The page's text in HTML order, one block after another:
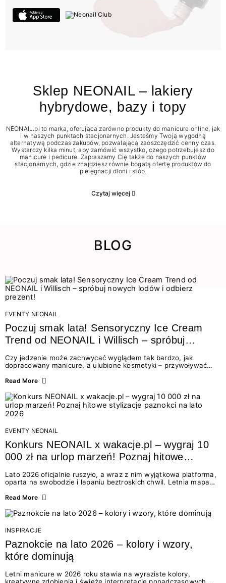
Sklep NEONAIL – lakiery
hybrydowe, bazy i topy
NEONAIL.pl to marka, oferująca zarówno produkty do manicure online, jak
i w naszych punktach stacjonarnych. Jesteśmy Twoją wygodną
alternatywą podczas zakupów, pozwalającą zaoszczędzić cenny czas.
Wystarczy kilka minut, aby zamówić wszystko, czego potrzebujesz do
manicure i pedicure. Zapraszamy Cię także do naszych punktów
stacjonarnych, gdzie znajdziesz równie bogatą ofertę produktów do
pielęgnacji dłoni i stóp.
Czytaj więcej
BLOG
EVENTY NEONAIL
Poczuj smak lata! Sensoryczny Ice Cream
Trend od NEONAIL i Willisch – spróbuj
nowych lodów i odbierz prezent!
Czy jedzenie może zachwycać wyglądem tak bardzo, jak
dopracowany manicure, a ulubione kosmetyki – przywoływać
świata beauty i oszałamiających deserów to coś więcej niż
zmysłami: przez soczysty kolor, aksamitną teksturę,
orzeźwiający zapach i słodki akcent na podniebieniu. Tego lata
NEONAIL łączy siły z marką Willisch, tworząc unikalny projekt
na styku jedzenia i piękna....
Read More
EVENTY NEONAIL
Konkurs NEONAIL x wakacje.pl – wygraj 10
000 zł na urlop marzeń! Poznaj hitowe
Lato 2026 oficjalnie ruszyło, a wraz z nim wyjątkowa platforma,
oparta na swobodzie i łapaniu beztroskich chwil. Letnia mapa
doświadczenia wakacji – od spontanicznych wyjazdów, przez
Motywem przewodnim jest eksplorowanie i kolekcjonowanie
letnich momentów. Z tej okazji przygotowaliśmy coś absolutnie
wyjątkowego: wielki konkurs z wakacje.pl oraz dawkę
najgorętszych trendów w...
Read More
INSPIRACJE
Paznokcie na lato 2026 – kolory i wzory,
które dominują
Letni manicure w 2026 roku stawia na wyraziste kolory,